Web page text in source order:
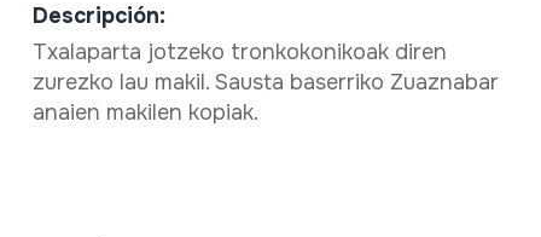
Descripción:
Txalaparta jotzeko tronkokonikoak diren
zurezko lau makil. Sausta baserriko Zuaznabar
anaien makilen kopiak.